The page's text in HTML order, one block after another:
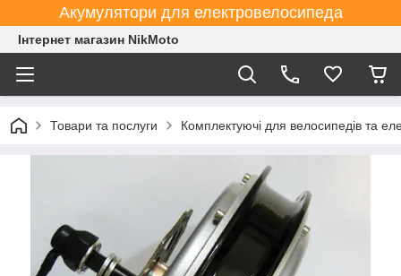
Акумулятори для електровелосипеда
Інтернет магазин NikMoto
Товари та послуги Комплектуючі для велосипедів та